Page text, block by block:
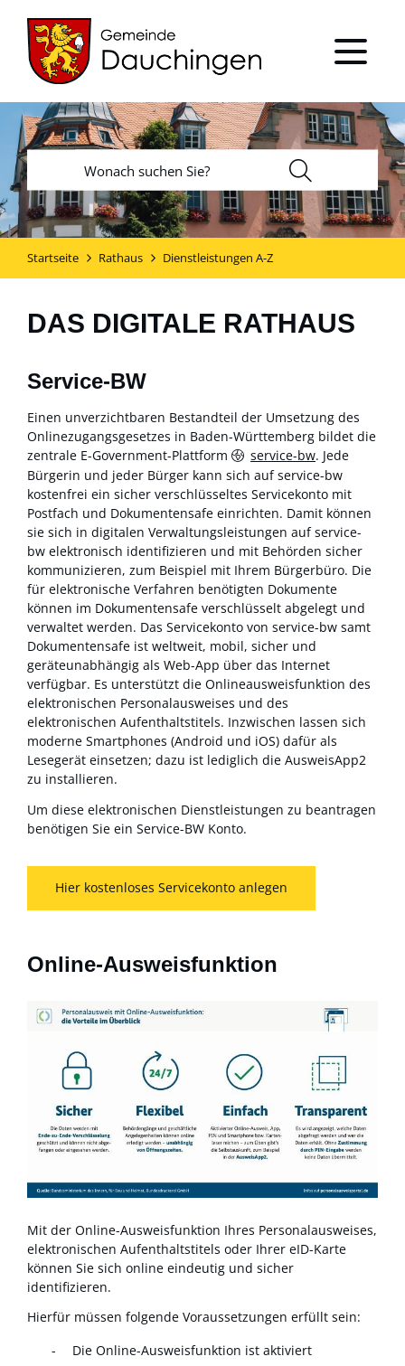
Startseite Rathaus Dienstleistungen A-Z
DAS DIGITALE RATHAUS
Service-BW
Einen unverzichtbaren Bestandteil der Umsetzung des
Onlinezugangsgesetzes in Baden-Württemberg bildet die
zentrale E-Government-Plattform
service-bw. Jede
Bürgerin und jeder Bürger kann sich auf service-bw
kostenfrei ein sicher verschlüsseltes Servicekonto mit
Postfach und Dokumentensafe einrichten. Damit können
sie sich in digitalen Verwaltungsleistungen auf service-
bw elektronisch identifizieren und mit Behörden sicher
kommunizieren, zum Beispiel mit Ihrem Bürgerbüro. Die
für elektronische Verfahren benötigten Dokumente
können im Dokumentensafe verschlüsselt abgelegt und
verwaltet werden. Das Servicekonto von service-bw samt
Dokumentensafe ist weltweit, mobil, sicher und
geräteunabhängig als Web-App über das Internet
verfügbar. Es unterstützt die Onlineausweisfunktion des
elektronischen Personalausweises und des
elektronischen Aufenthaltstitels. Inzwischen lassen sich
moderne Smartphones (Android und iOS) dafür als
Lesegerät einsetzen; dazu ist lediglich die AusweisApp2
zu installieren.
Um diese elektronischen Dienstleistungen zu beantragen
benötigen Sie ein Service-BW Konto.
Hier kostenloses Servicekonto anlegen
Online-Ausweisfunktion
Mit der Online-Ausweisfunktion Ihres Personalausweises,
elektronischen Aufenthaltstitels oder Ihrer eID-Karte
können Sie sich online eindeutig und sicher
identifizieren.
Hierfür müssen folgende Voraussetzungen erfüllt sein:
Die Online-Ausweisfunktion ist aktiviert